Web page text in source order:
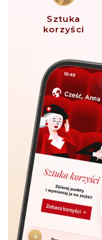
Sztuka
korzyści